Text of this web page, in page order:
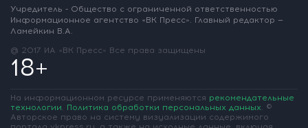
Учредитель - Общество с ограниченной ответственностью
Информационное агентство «ВК Пресс». Главный редактор —
Ламейкин В.А.
@ 2017 ИА «ВК Пресс» Все права защищены
18+
На информационном ресурсе применяются рекомендательные
технологии. Политика обработки персональных данных. ©
Авторское право на систему визуализации содержимого